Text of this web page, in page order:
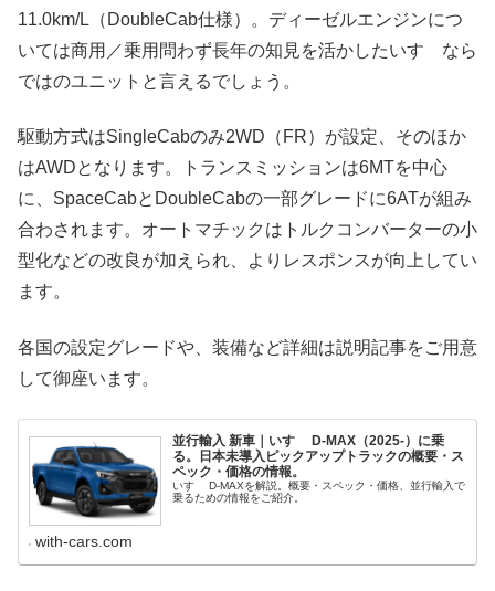
11.0km/L（DoubleCab仕様）。ディーゼルエンジンにつ
いては商用／乗用問わず長年の知見を活かしたいすゞなら
ではのユニットと言えるでしょう。
駆動方式はSingleCabのみ2WD（FR）が設定、そのほか
はAWDとなります。トランスミッションは6MTを中心
に、SpaceCabとDoubleCabの一部グレードに6ATが組み
合わされます。オートマチックはトルクコンバーターの小
型化などの改良が加えられ、よりレスポンスが向上してい
ます。
各国の設定グレードや、装備など詳細は説明記事をご用意
して御座います。
並行輸入 新車｜いすゞ D-MAX（2025-）に乗
る。日本未導入ピックアップトラックの概要・ス
ペック・価格の情報。
いすゞ D-MAXを解説。概要・スペック・価格、並行輸入で
乗るための情報をご紹介。
with-cars.com